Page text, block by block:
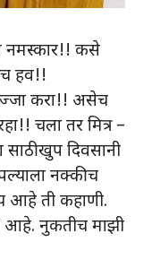
नमस्कार!! कसे
हव!!
करा!! असेच
चला तर मित्र –
खुप दिवसानी
नक्कीच
आहे ती कहाणी.
आहे. नुकतीच माझी